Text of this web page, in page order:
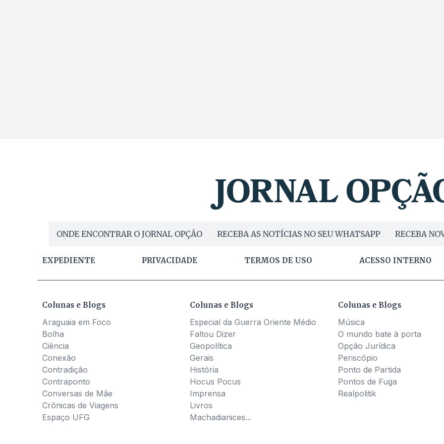
ONDE ENCONTRAR O JORNAL OPÇÃO RECEBA AS NOTÍCIAS NO SEU WHATSAPP RECEBA
EXPEDIENTE PRIVACIDADE TERMOS DE USO ACESSO INTERNO
Colunas e Blogs
Araguaia em Foco
Bolha
Ciência
Conexão
Contradição
Contraponto
Conversas de Mãe
Crônicas de Viagens
Espaço UFG
Colunas e Blogs
Especial da Guerra Oriente Médio
Faltou Dizer
Geopolítica
Gerais
História
Hocus Pocus
Imprensa
Livros
Machadianices...
Colunas e Blogs
Música
O mundo bate à porta
Opção Jurídica
Periscópio
Ponto de Partida
Pontos de Fuga
Realpolitik